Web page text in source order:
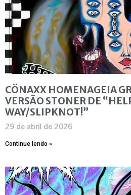
CÖNAXX HOMENAGEIA
VERSÃO STONER DE
WAY/SLIPKNOT!”
29 de abril de 2026
Continue lendo »